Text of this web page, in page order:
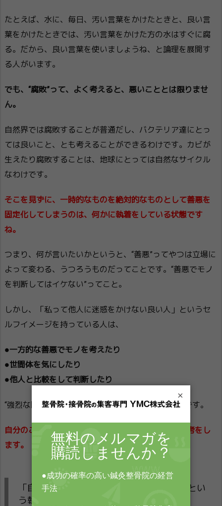
たとえば、水に、毎日、汚い言葉をかけたときと、良い言
葉をかけたときでは、汚い言葉をかけた方の水はすぐに腐
る。だから、良い言葉を使いましょうね、と論理を展開す
る人がいます。
でも、“腐敗”って、よく考えると、悪いこととは限りませ
ん。
自然界では腐敗することが普通だし、バクテリア達にとっ
ては良いこと、とも考えることができるわけです。カビが
生えたり腐敗することは、地球にとっては自然なサイクル
なわけです。
そこを見ずに、一時的なものを絶対的なものとして善悪を
固定化してしまうのは、何かに執着をしている状態です
ね。
つまり、何が言いたいかというと、“善悪”ってやつは立場に
よって変わる、うつろうものだってことです。“善悪でモノ
を判断してはイケない”ってこと。
しかし、「私って他人に迷惑をかけない良い人」というセ
ルフイメージを持っている人は、
●一方的な善悪でモノを考えたり
●世間体を気にしたり
●他人と比較をして判断したり
“強烈な固定概念を持っている”ってことになるわけです。
自分のことが可愛くて仕方がない人は、そういう思考をし
ます。
「自分は他人に迷惑をかけない良い人だ」とい
う執着を手放せた人は成果を出す
×